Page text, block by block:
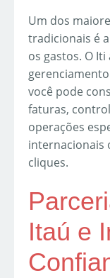
Um dos
tradicionais é
os gastos. O
você pode
faturas,
operações
internacionais
cliques.
Itaú e